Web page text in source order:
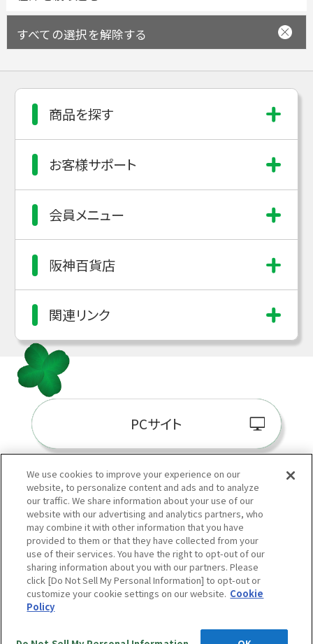
すべての選択を解除する
商品を探す
お客様サポート
会員メニュー
阪神百貨店
関連リンク
PCサイト
阪神百貨店E-
当サイトの表示価格は個別に税込・税抜等の記載がない場合は「税込価格」です。
We use cookies to improve your experience on our
website, to personalize content and ads and to analyze
our traffic. We share information about your use of our
website with our advertising and analytics partners, who
may combine it with other information that you have
provided to them or that they have collected from your
use of their services. You have the right to opt-out of our
sharing information about you with our partners. Please
click [Do Not Sell My Personal Information] to opt-out or
customize your cookie settings on our website. Cookie
Policy